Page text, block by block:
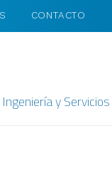
CONTACTO
Ingeniería y Servicios